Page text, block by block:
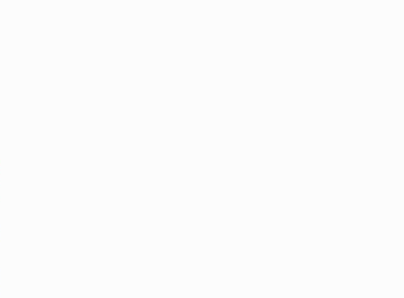
87H